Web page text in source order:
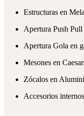
Estructuras en
Apertura Push Pull
Apertura Gola en
Mesones en
Zócalos en
Accesorios